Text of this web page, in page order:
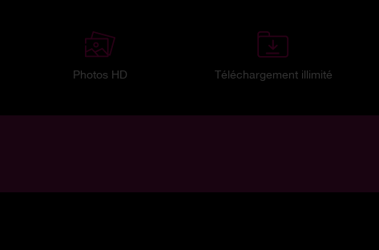
Photos HD Téléchargement illimité